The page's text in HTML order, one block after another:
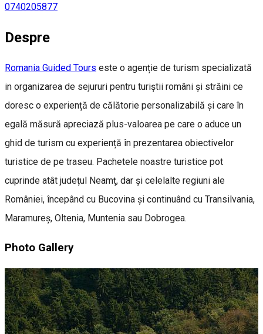
0740205877
Despre
Romania Guided Tours este o agenție de turism specializată
in organizarea de sejururi pentru turiștii români și străini ce
doresc o experiență de călătorie personalizabilă și care în
egală măsură apreciază plus-valoarea pe care o aduce un
ghid de turism cu experiență în prezentarea obiectivelor
turistice de pe traseu. Pachetele noastre turistice pot
cuprinde atât județul Neamț, dar și celelalte regiuni ale
României, începând cu Bucovina și continuând cu Transilvania,
Maramureș, Oltenia, Muntenia sau Dobrogea.
Photo Gallery